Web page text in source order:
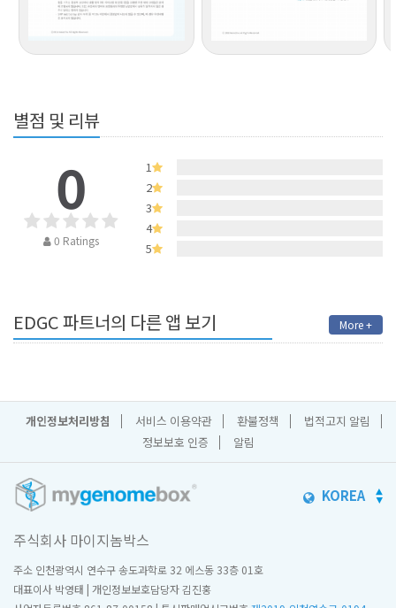
별점 및 리뷰
0
0 Ratings
1
2
3
4
5
EDGC 파트너의 다른 앱 보기 More +
개인정보처리방침 서비스 이용약관 환불정책
법적고지 알림
정보보호 인증
알림
KOREA
주식회사 마이지놈박스
주소 인천광역시 연수구 송도과학로 32 에스동 33층 01호
대표이사 박영태 | 개인정보보호담당자 김진홍